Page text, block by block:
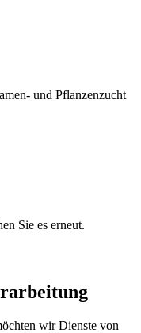
und Pflanzenzucht
Sie es erneut.
wir Dienste von